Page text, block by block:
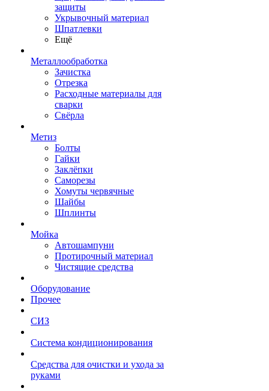
защиты
Укрывочный материал
Шпатлевки
Ещё
Металлообработка
Зачистка
Отрезка
Расходные материалы для
сварки
Свёрла
Метиз
Болты
Гайки
Заклёпки
Саморезы
Хомуты червячные
Шайбы
Шплинты
Мойка
Автошампуни
Протирочный материал
Чистящие средства
Оборудование
Прочее
СИЗ
Система кондиционирования
Средства для очистки и ухода за
руками